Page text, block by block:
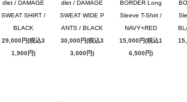
dlet / DAMAGE
SWEAT SHIRT /
BLACK
29,000円(税込3
1,900円)
dlet / DAMAGE
SWEAT WIDE P
ANTS / BLACK
30,000円(税込3
3,000円)
BORDER Long
Sleeve T-Shirt /
NAVY×RED
15,000円(税込1
6,500円)